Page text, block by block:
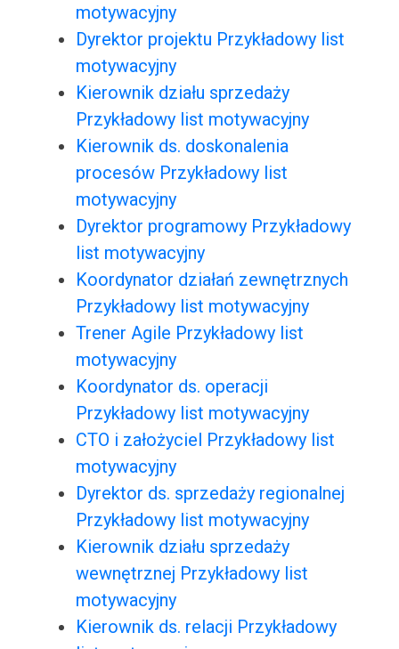
motywacyjny
Dyrektor projektu Przykładowy list
motywacyjny
Kierownik działu sprzedaży
Przykładowy list motywacyjny
Kierownik ds. doskonalenia
procesów Przykładowy list
motywacyjny
Dyrektor programowy Przykładowy
list motywacyjny
Koordynator działań zewnętrznych
Przykładowy list motywacyjny
Trener Agile Przykładowy list
motywacyjny
Koordynator ds. operacji
Przykładowy list motywacyjny
CTO i założyciel Przykładowy list
motywacyjny
Dyrektor ds. sprzedaży regionalnej
Przykładowy list motywacyjny
Kierownik działu sprzedaży
wewnętrznej Przykładowy list
motywacyjny
Kierownik ds. relacji Przykładowy